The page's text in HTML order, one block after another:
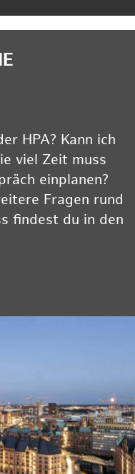
HPA? Kann ich
viel Zeit muss
einplanen?
Fragen rund
findest du in den